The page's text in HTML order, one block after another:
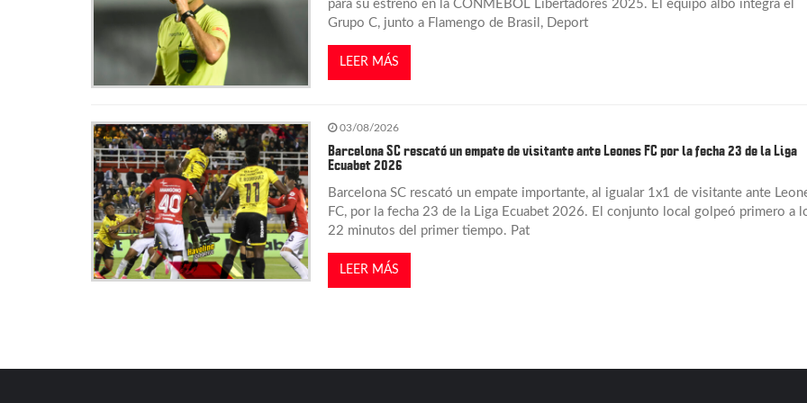
t
r
a
d
a
s
para su estreno en la CONMEBOL Libertadores 2025. El equipo albo integra el
Grupo C, junto a Flamengo de Brasil, Deport
LEER MÁS
03/08/2026
Barcelona SC rescató un empate de visitante ante Leones FC por la fecha 23 de la Liga
Ecuabet 2026
Barcelona SC rescató un empate importante, al igualar 1x1 de visitante ante
FC, por la fecha 23 de la Liga Ecuabet 2026. El conjunto local golpeó primero a
22 minutos del primer tiempo. Pat
LEER MÁS